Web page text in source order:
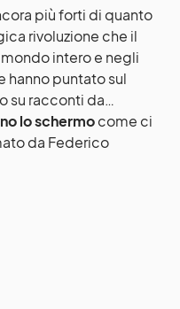
più forti di quanto
rivoluzione che il
intero e negli
hanno puntato sul
su racconti da…
lo schermocome ci
da Federico